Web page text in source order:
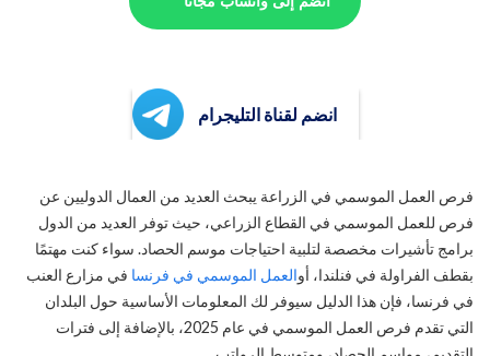
انضم لقناة التليجرام
فرص العمل الموسمي في الزراعة يبحث العديد من العمال الدوليين عن
فرص للعمل الموسمي في القطاع الزراعي، حيث توفر العديد من الدول
برامج تأشيرات مخصصة لتلبية احتياجات موسم الحصاد. سواء كنت مهتمًا
بقطف الفراولة في فنلندا، أوالعمل الموسمي في فرنسا في مزارع العنب
في فرنسا، فإن هذا الدليل سيوفر لك المعلومات الأساسية حول البلدان
التي تقدم فرص العمل الموسمي في عام 2025، بالإضافة إلى فترات